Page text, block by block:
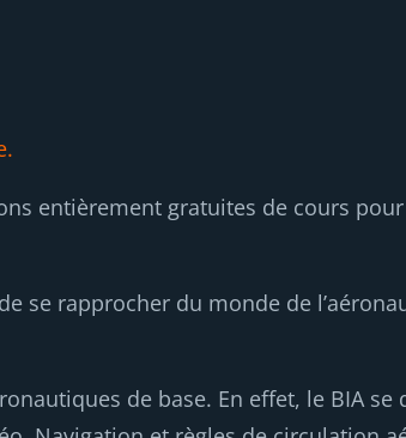
entièrement gratuites de cours
se rapprocher du monde de
de base. En effet, le BIA